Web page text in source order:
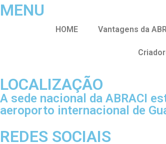
MENU
HOME Vantagens da
LOCALIZAÇÃO
A sede nacional da ABRACI
aeroporto internacional de
REDES SOCIAIS